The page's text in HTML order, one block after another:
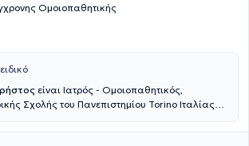
Ομοιοπαθητικής
είναι Ιατρός - Ομοιοπαθητικός,
Σχολής του Πανεπιστημίου Torino Ιταλίας
Ιατρικού Συλλόγου Αθηνών κ Χανίων. Διαθέτει